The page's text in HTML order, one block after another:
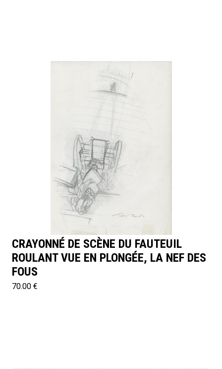
CRAYONNÉ DE SCÈNE DU FAUTEUIL
ROULANT VUE EN PLONGÉE, LA NEF DES
FOUS
70.00 €